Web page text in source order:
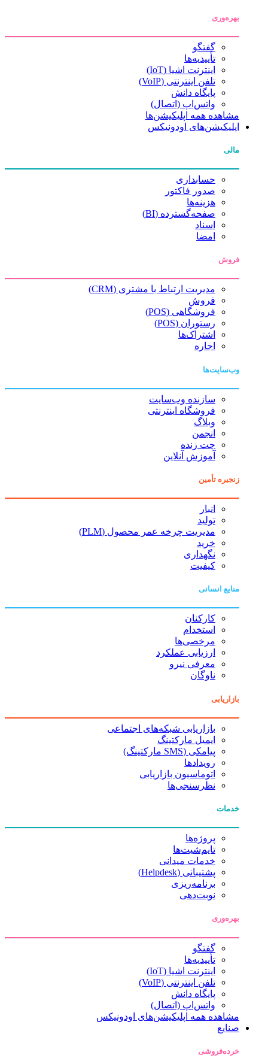
بهره‌وری
گفتگو
تأییدیه‌ها
اینترنت اشیا (IoT)
تلفن اینترنتی (VoIP)
پایگاه دانش
واتس‌اپ (اتصال)
مشاهده همه اپلیکیشن‌ها
اپلیکیشن‌های اودونیکس
مالی
حسابداری
صدور فاکتور
هزینه‌ها
صفحه‌گسترده (BI)
اسناد
امضا
فروش
مدیریت ارتباط با مشتری (CRM)
فروش
فروشگاهی (POS)
رستوران (POS)
اشتراک‌ها
اجاره
وب‌سایت‌ها
سازنده وب‌سایت
فروشگاه اینترنتی
وبلاگ
انجمن
چت زنده
آموزش آنلاین
زنجیره تأمین
انبار
تولید
مدیریت چرخه عمر محصول (PLM)
خرید
نگهداری
کیفیت
منابع انسانی
کارکنان
استخدام
مرخصی‌ها
ارزیابی عملکرد
معرفی نیرو
ناوگان
بازاریابی
بازاریابی شبکه‌های اجتماعی
ایمیل مارکتینگ
پیامکی (SMS مارکتینگ)
رویدادها
اتوماسیون بازاریابی
نظرسنجی‌ها
خدمات
پروژه‌ها
تایم‌شیت‌ها
خدمات میدانی
پشتیبانی (Helpdesk)
برنامه‌ریزی
نوبت‌دهی
بهره‌وری
گفتگو
تأییدیه‌ها
اینترنت اشیا (IoT)
تلفن اینترنتی (VoIP)
پایگاه دانش
واتس‌اپ (اتصال)
مشاهده همه اپلیکیشن‌های اودونیکس
صنایع
خرده‌فروشی